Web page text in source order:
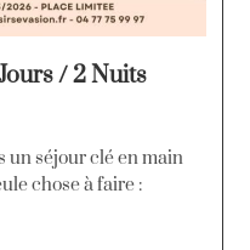
/ 2 Nuits
un séjour clé en main
chose à faire :